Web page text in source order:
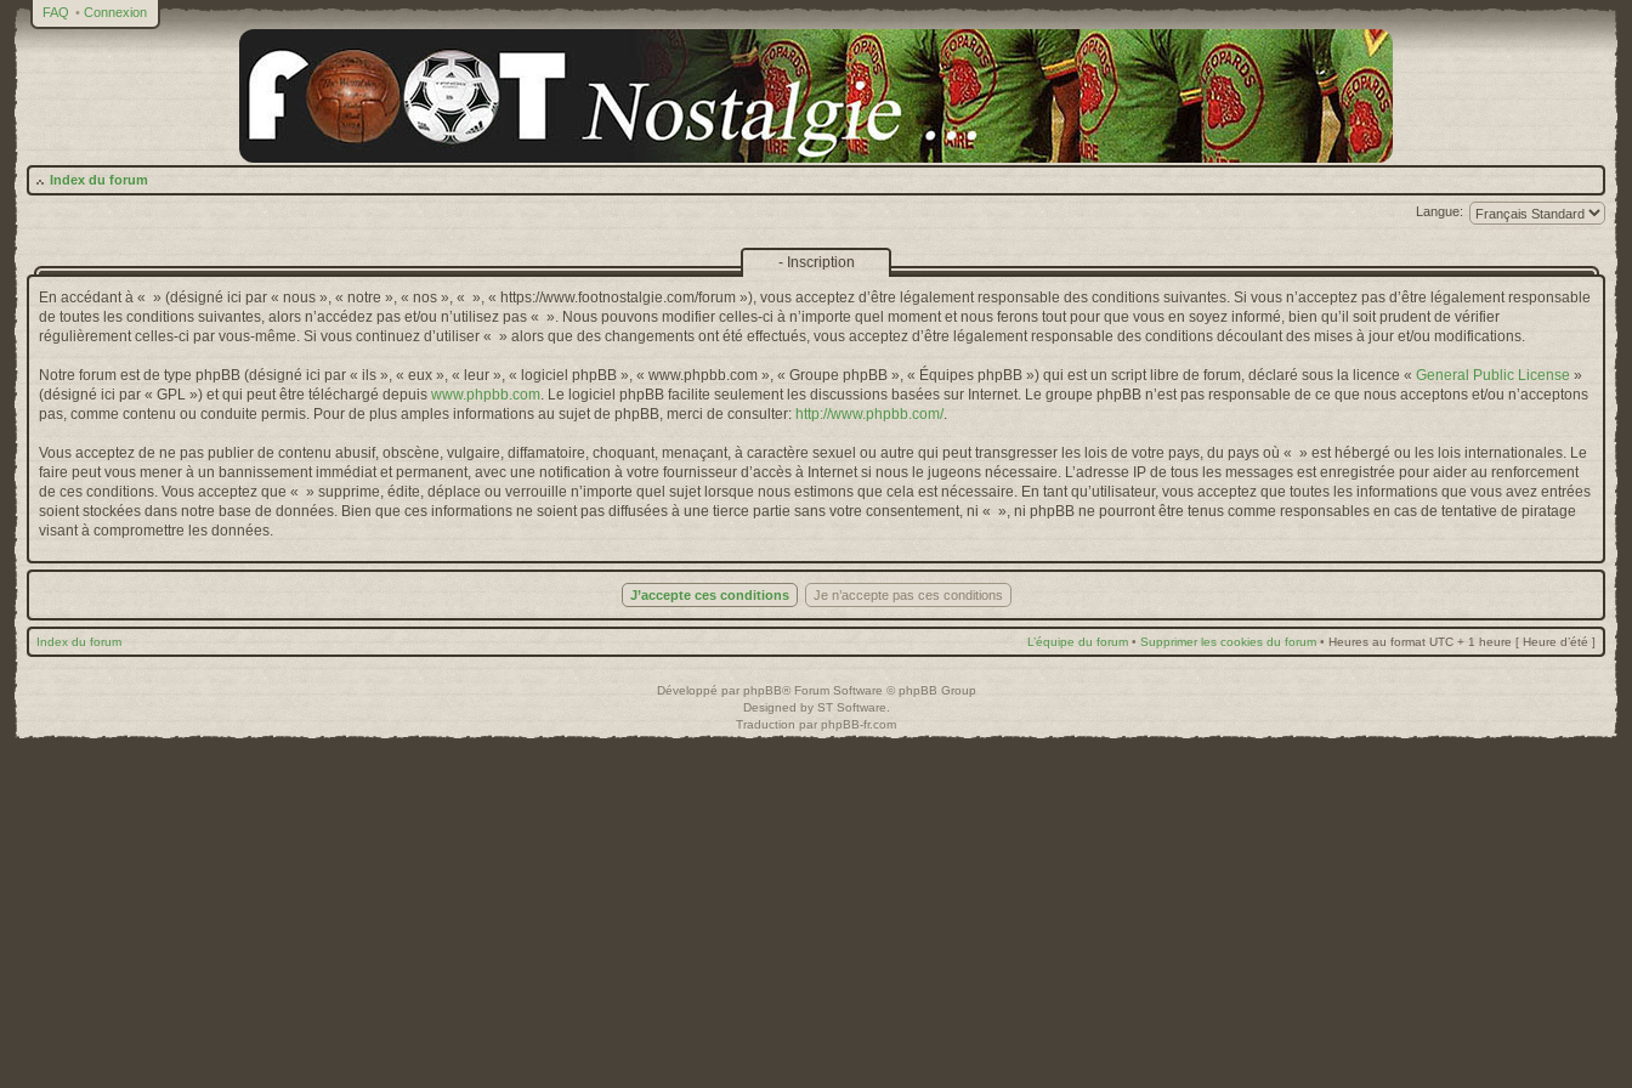
FAQ • Connexion
Index du forum
Langue:
- Inscription
En accédant à « » (désigné ici par « nous », « notre », « nos », « », « https://www.footnostalgie.com/forum »), vous acceptez d’être légalement responsable des conditions suivantes. Si vous n’acceptez pas d’être légalement responsable
de toutes les conditions suivantes, alors n’accédez pas et/ou n’utilisez pas « ». Nous pouvons modifier celles-ci à n’importe quel moment et nous ferons tout pour que vous en soyez informé, bien qu’il soit prudent de vérifier
régulièrement celles-ci par vous-même. Si vous continuez d’utiliser « » alors que des changements ont été effectués, vous acceptez d’être légalement responsable des conditions découlant des mises à jour et/ou modifications.
Notre forum est de type phpBB (désigné ici par « ils », « eux », « leur », « logiciel phpBB », « www.phpbb.com », « Groupe phpBB », « Équipes phpBB ») qui est un script libre de forum, déclaré sous la licence « General Public License »
(désigné ici par « GPL ») et qui peut être téléchargé depuis www.phpbb.com . Le logiciel phpBB facilite seulement les discussions basées sur Internet. Le groupe phpBB n’est pas responsable de ce que nous acceptons et/ou n’acceptons
pas, comme contenu ou conduite permis. Pour de plus amples informations au sujet de phpBB, merci de consulter: http://www.phpbb.com/.
Vous acceptez de ne pas publier de contenu abusif, obscène, vulgaire, diffamatoire, choquant, menaçant, à caractère sexuel ou autre qui peut transgresser les lois de votre pays, du pays où « » est hébergé ou les lois internationales. Le
faire peut vous mener à un bannissement immédiat et permanent, avec une notification à votre fournisseur d’accès à Internet si nous le jugeons nécessaire. L’adresse IP de tous les messages est enregistrée pour aider au renforcement
de ces conditions. Vous acceptez que « » supprime, édite, déplace ou verrouille n’importe quel sujet lorsque nous estimons que cela est nécessaire. En tant qu’utilisateur, vous acceptez que toutes les informations que vous avez entrées
soient stockées dans notre base de données. Bien que ces informations ne soient pas diffusées à une tierce partie sans votre consentement, ni « », ni phpBB ne pourront être tenus comme responsables en cas de tentative de piratage
visant à compromettre les données.
Index du forum L’équipe du forum • Supprimer les cookies du forum • Heures au format UTC + 1 heure [ Heure d’été ]
Développé parphpBB® Forum Software © phpBB Group
Designed by ST Software
Traduction par phpBB-fr.com